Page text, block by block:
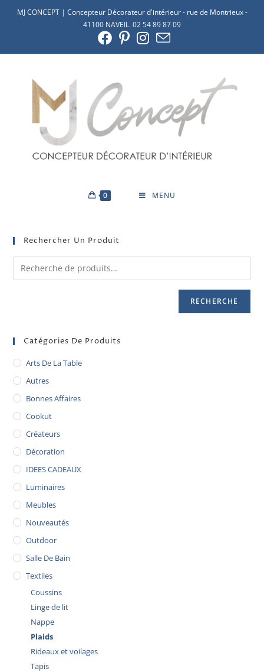
MJ CONCEPT | Concepteur Décorateur d'intérieur - rue de Montrieux -
41100 NAVEIL. 02 54 89 87 09
0 MENU
Rechercher Un Produit
RECHERCHE
Catégories De Produits
Arts De La Table
Autres
Bonnes Affaires
Cookut
Créateurs
Décoration
IDEES CADEAUX
Luminaires
Meubles
Nouveautés
Outdoor
Salle De Bain
Textiles
Coussins
Linge de lit
Nappe
Plaids
Rideaux et voilages
Tapis